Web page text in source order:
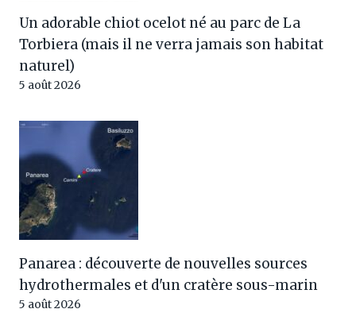
Un adorable chiot ocelot né au parc de La
Torbiera (mais il ne verra jamais son habitat
naturel)
5 août 2026
Panarea : découverte de nouvelles sources
hydrothermales et d'un cratère sous-marin
5 août 2026